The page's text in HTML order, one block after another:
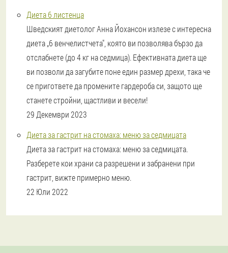
Диета 6 листенца
Шведският диетолог Анна Йохансон излезе с интересна
диета „6 венчелистчета", която ви позволява бързо да
отслабнете (до 4 кг на седмица). Ефективната диета ще
ви позволи да загубите поне един размер дрехи, така че
се пригответе да промените гардероба си, защото ще
станете стройни, щастливи и весели!
29 Декември 2023
Диета за гастрит на стомаха: меню за седмицата
Диета за гастрит на стомаха: меню за седмицата.
Разберете кои храни са разрешени и забранени при
гастрит, вижте примерно меню.
22 Юли 2022